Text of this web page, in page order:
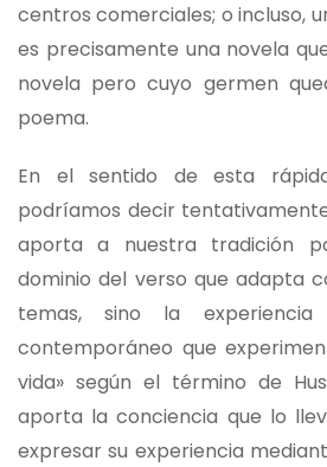
centros comerciales; o incluso,
es precisamente una novela
novela pero cuyo germen
poema.
En el sentido de esta
podríamos decir
aporta a nuestra tradición
dominio del verso que adapta
temas, sino la
contemporáneo que
vida» según el término de
aporta la conciencia que lo
expresar su experiencia